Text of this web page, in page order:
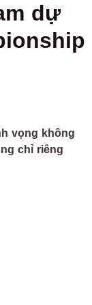
dự
vọng không
chỉ riêng